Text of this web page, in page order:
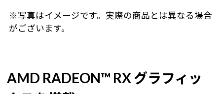
※写真はイメージです。実際の商品とは異なる場合
がございます。
AMD RADEON™ RX グラフィッ